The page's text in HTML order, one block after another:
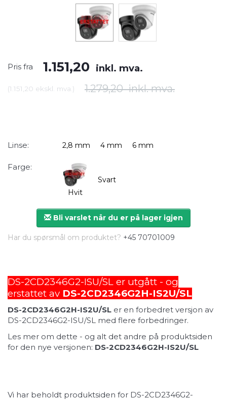
Pris fra 1.151,20 inkl. mva.
(1.151,20 ekskl. mva. ) 1.279,20inkl. mva.
Linse: 2,8 mm 4 mm 6 mm
Farge:
Hvit
Svart
Bli varslet når du er på lager igjen
Har du spørsmål om produktet? +45 70701009
DS-2CD2346G2-ISU/SL er utgått - og
erstattet av DS-2CD2346G2H-IS2U/SL
DS-2CD2346G2H-IS2U/SL er en forbedret versjon av
DS-2CD2346G2-ISU/SL med flere forbedringer.
Les mer om dette - og alt det andre på produktsiden
for den nye versjonen: DS-2CD2346G2H-IS2U/SL
Vi har beholdt produktsiden for DS-2CD2346G2-